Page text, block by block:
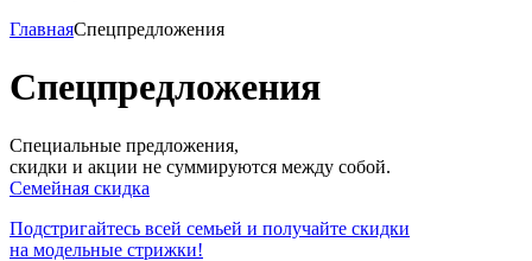
ГлавнаяСпецпредложения
Спецпредложения
Специальные предложения,
скидки и акции не суммируются между собой.
Семейная скидка
Подстригайтесь всей семьей и получайте скидки
на модельные стрижки!